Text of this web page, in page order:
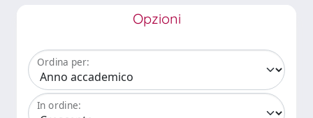
Opzioni
Ordina per:
In ordine: